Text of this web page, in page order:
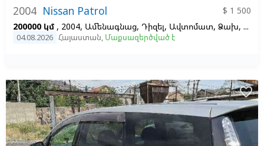
2004 Nissan Patrol
$ 1 500
200000 կմ , 2004, Ամենագնաց, Դիզել, Ավտոմատ, Ձախ,
04.08.2026 Հայաստան, Մաքսազերծված է
favorite_border